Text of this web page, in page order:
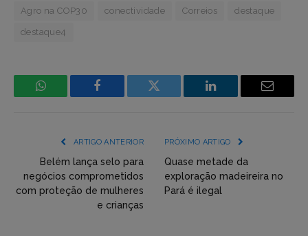
Agro na COP30 conectividade Correios destaque
destaque4
WhatsApp Facebook
Incorpore
(YouTube,
Twitter,
Flickr
LinkedIn Email
ARTIGO ANTERIOR
Belém lança selo para
negócios comprometidos
com proteção de mulheres
e crianças
PRÓXIMO ARTIGO
Quase metade da
exploração madeireira no
Pará é ilegal